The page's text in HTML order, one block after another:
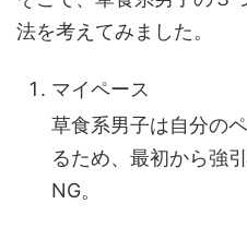
法を考えてみました。
マイペース
草食系男子は自分の
るため、最初から強
NG。